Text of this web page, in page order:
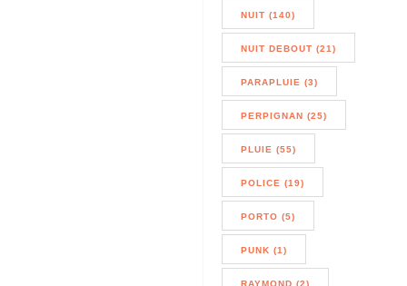
NUIT (140)
NUIT DEBOUT (21)
PARAPLUIE (3)
PERPIGNAN (25)
PLUIE (55)
POLICE (19)
PORTO (5)
PUNK (1)
RAYMOND (2)